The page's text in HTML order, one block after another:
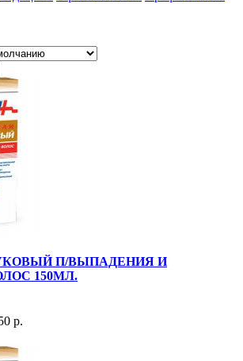
П/ВЫПАДЕНИЯ И
150МЛ.
р.